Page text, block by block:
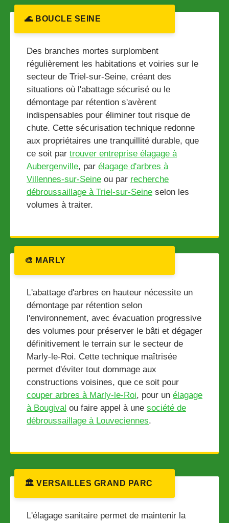
🌊 BOUCLE SEINE
Des branches mortes surplombent
régulièrement les habitations et voiries sur le
secteur de Triel-sur-Seine, créant des
situations où l'abattage sécurisé ou le
démontage par rétention s'avèrent
indispensables pour éliminer tout risque de
chute. Cette sécurisation technique redonne
aux propriétaires une tranquillité durable, que
ce soit par trouver entreprise élagage à
Aubergenville, par élagage d'arbres à
Villennes-sur-Seine ou par recherche
débroussaillage à Triel-sur-Seine selon les
volumes à traiter.
🎨 MARLY
L'abattage d'arbres en hauteur nécessite un
démontage par rétention selon
l'environnement, avec évacuation progressive
des volumes pour préserver le bâti et dégager
définitivement le terrain sur le secteur de
Marly-le-Roi. Cette technique maîtrisée
permet d'éviter tout dommage aux
constructions voisines, que ce soit pour
couper arbres à Marly-le-Roi, pour un élagage
à Bougival ou faire appel à une société de
débroussaillage à Louveciennes.
🏛️ VERSAILLES GRAND PARC
L'élagage sanitaire permet de maintenir la